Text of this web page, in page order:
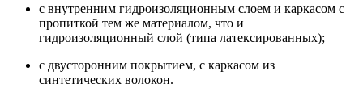
с внутренним гидроизоляционным слоем и каркасом с
пропиткой тем же материалом, что и
гидроизоляционный слой (типа латексированных);
с двусторонним покрытием, с каркасом из
синтетических волокон.